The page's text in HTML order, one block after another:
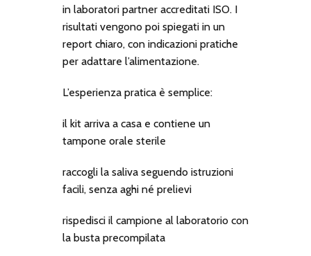
in laboratori partner accreditati ISO. I
risultati vengono poi spiegati in un
report chiaro, con indicazioni pratiche
per adattare l’alimentazione.
L’esperienza pratica è semplice:
il kit arriva a casa e contiene un
tampone orale sterile
raccogli la saliva seguendo istruzioni
facili, senza aghi né prelievi
rispedisci il campione al laboratorio con
la busta precompilata